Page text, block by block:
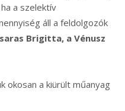
a szelektív
áll a feldolgozók
Brigitta, a Vénusz
okosan a kiürült műanyag